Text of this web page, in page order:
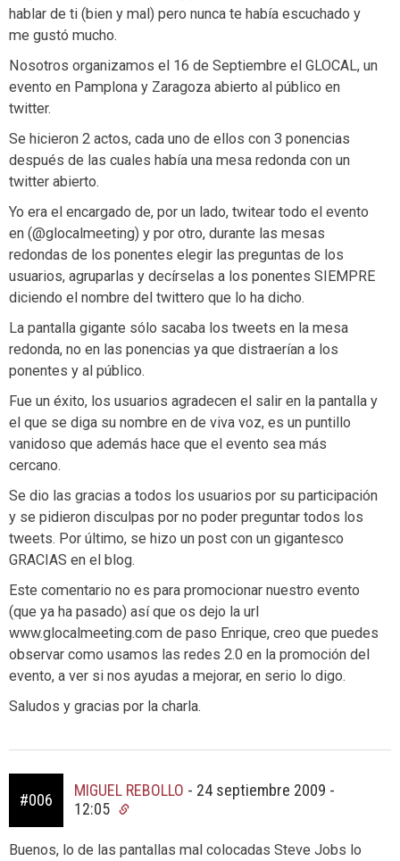
hablar de ti (bien y mal) pero nunca te había escuchado y
me gustó mucho.
Nosotros organizamos el 16 de Septiembre el GLOCAL, un
evento en Pamplona y Zaragoza abierto al público en
twitter.
Se hicieron 2 actos, cada uno de ellos con 3 ponencias
después de las cuales había una mesa redonda con un
twitter abierto.
Yo era el encargado de, por un lado, twitear todo el evento
en (@glocalmeeting) y por otro, durante las mesas
redondas de los ponentes elegir las preguntas de los
usuarios, agruparlas y decírselas a los ponentes SIEMPRE
diciendo el nombre del twittero que lo ha dicho.
La pantalla gigante sólo sacaba los tweets en la mesa
redonda, no en las ponencias ya que distraerían a los
ponentes y al público.
Fue un éxito, los usuarios agradecen el salir en la pantalla y
el que se diga su nombre en de viva voz, es un puntillo
vanidoso que además hace que el evento sea más
cercano.
Se dio las gracias a todos los usuarios por su participación
y se pidieron disculpas por no poder preguntar todos los
tweets. Por último, se hizo un post con un gigantesco
GRACIAS en el blog.
Este comentario no es para promocionar nuestro evento
(que ya ha pasado) así que os dejo la url
www.glocalmeeting.com de paso Enrique, creo que puedes
observar como usamos las redes 2.0 en la promoción del
evento, a ver si nos ayudas a mejorar, en serio lo digo.
Saludos y gracias por la charla.
#006
MIGUEL REBOLLO - 24 septiembre 2009 -
12:05
Buenos, lo de las pantallas mal colocadas Steve Jobs lo